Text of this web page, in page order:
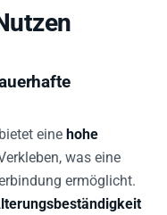
bietet eine hohe
was eine
ermöglicht.